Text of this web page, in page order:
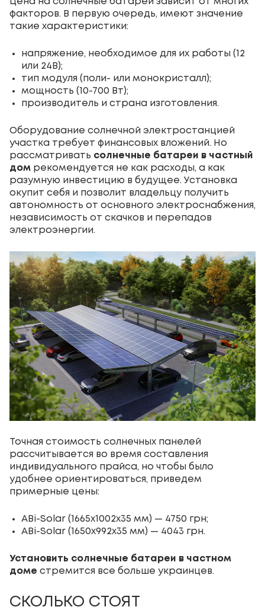
факторов. В первую очередь, имеют значение
такие характеристики:
напряжение, необходимое для их работы (12
или 24В);
тип модуля (поли- или монокристалл);
мощность (10-700 Вт);
производитель и страна изготовления.
Оборудование солнечной электростанцией
участка требует финансовых вложений. Но
рассматривать солнечные батареи в частный
дом рекомендуется не как расходы, а как
разумную инвестицию в будущее. Установка
окупит себя и позволит владельцу получить
автономность от основного электроснабжения,
независимость от скачков и перепадов
электроэнергии.
Точная стоимость солнечных панелей
рассчитывается во время составления
индивидуального прайса, но чтобы было
удобнее ориентироваться, приведем
примерные цены:
ABi-Solar (1665х1002х35 мм) — 4750 грн;
ABi-Solar (1650х992х35 мм) — 4043 грн.
Установить солнечные батареи в частном
доме стремится все больше украинцев.
СКОЛЬКО СТОЯТ